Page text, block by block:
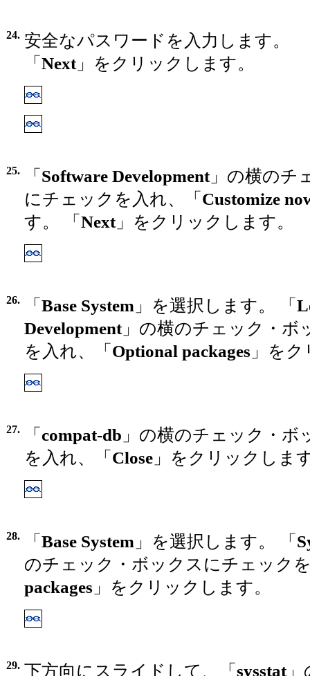
24. 安全なパスワードを入力します。
「 Next」をクリックします。
25. 「 Software Development」の横のチ
にチェックを入れ、「 Customize
す。 「 Next」をクリックします。
26. 「 Base System 」を選択します。 「
Development」の横のチェック・ボ
を入れ、「 Optional packages 」を
27. 「 compat-db 」の横のチェック・ボ
を入れ、「 Close 」をクリックしま
28. 「 Base System 」を選択します。 「
のチェック・ボックスにチェック
packages 」をクリックします。
29. 下方向にスライドして、「 sysstat」